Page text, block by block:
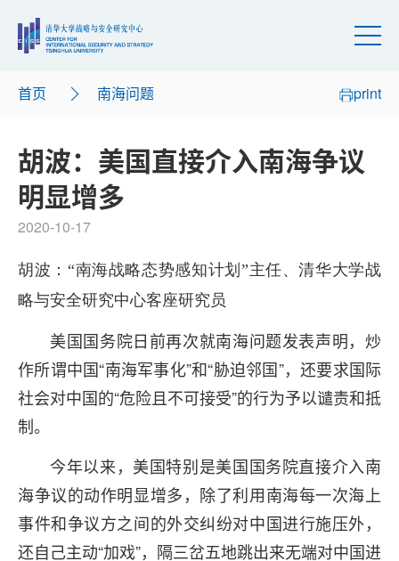
首页 南海问题 print
胡波：美国直接介入南海争议
明显增多
2020-10-17
胡波：“南海战略态势感知计划”主任、清华大学战
略与安全研究中心客座研究员
美国国务院日前再次就南海问题发表声明，炒
作所谓中国“南海军事化”和“胁迫邻国”，还要求国际
社会对中国的“危险且不可接受”的行为予以谴责和抵
制。
今年以来，美国特别是美国国务院直接介入南
海争议的动作明显增多，除了利用南海每一次海上
事件和争议方之间的外交纠纷对中国进行施压外，
还自己主动“加戏”，隔三岔五地跳出来无端对中国进